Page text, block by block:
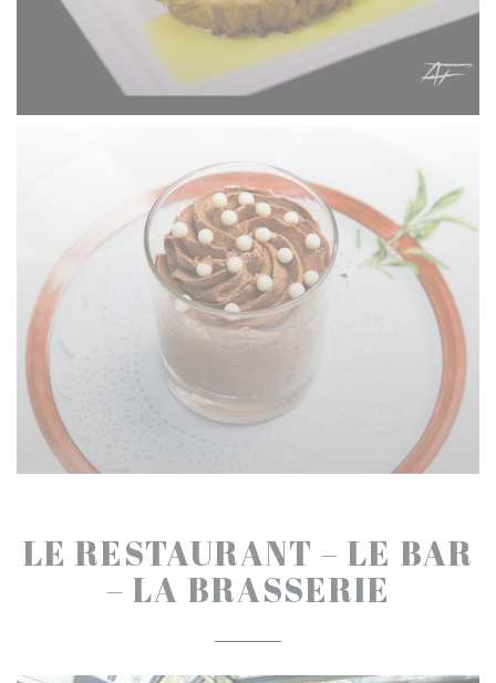
LE RESTAURANT – LE BAR
– LA BRASSERIE